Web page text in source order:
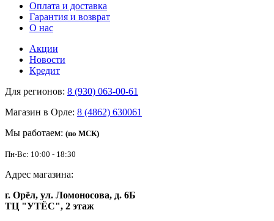
Оплата и доставка
Гарантия и возврат
О нас
Акции
Новости
Кредит
Для регионов: 8 (930) 063-00-61
Магазин в Орле: 8 (4862) 630061
Мы работаем: (по МСК)
Пн-Вс: 10:00 - 18:30
Адрес магазина:
г. Орёл, ул. Ломоносова, д. 6Б
ТЦ "УТЁС", 2 этаж